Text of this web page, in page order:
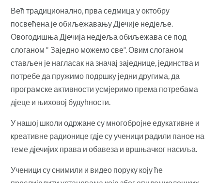
Већ традиционално, прва седмица у октобру
посвећена је обиљежавању Дјечије недјеље.
Овогодишња Дјечија недјеља обиљежава се под
слоганом “ Заједно можемо све“. Овим слоганом
стављен је нагласак на значај заједнице, јединства и
потребе да пружимо подршку једни другима, да
програмске активности усмјеримо према потребама
дјеце и њиховој будућности.
У нашој школи одржане су многобројне едукативне и
креативне радионице гдје су ученици радили паное на
теме дјечијих права и обавеза и вршњачког насиља.
Ученици су снимили и видео поруку коју ће